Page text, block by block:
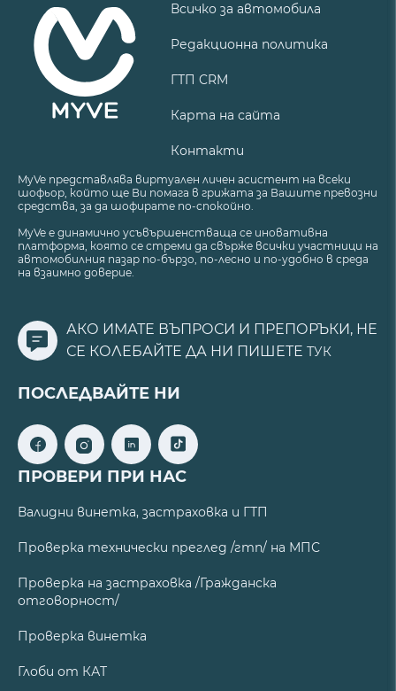
Всичко за автомобила
Редакционна политика
ГТП CRM
Карта на сайта
Контакти
MyVe представлява виртуален личен асистент на всеки
шофьор, който ще Ви помага в грижата за Вашите превозни
средства, за да шофирате по-спокойно.
MyVe е динамично усъвършенстваща се иновативна
платформа, която се стреми да свърже всички участници на
автомобилния пазар по-бързо, по-лесно и по-удобно в среда
на взаимно доверие.
АКО ИМАТЕ ВЪПРОСИ И ПРЕПОРЪКИ, НЕ
СЕ КОЛЕБАЙТЕ ДА НИ ПИШЕТЕ ТУК
ПОСЛЕДВАЙТЕ НИ
ПРОВЕРИ ПРИ НАС
Валидни винетка, застраховка и ГТП
Проверка технически преглед /гтп/ на МПС
Проверка на застраховка /Гражданска
отговорност/
Проверка винетка
Глоби от КАТ